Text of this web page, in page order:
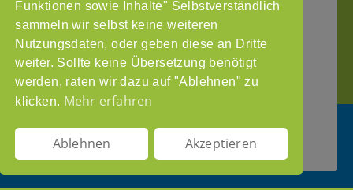
Funktionen sowie Inhalte" Selbstverständlich
sammeln wir selbst keine weiteren
Nutzungsdaten, oder geben diese an Dritte
weiter. Sollte keine Übersetzung benötigt
werden, raten wir dazu auf "Ablehnen" zu
klicken. Mehr erfahren
Ablehnen Akzeptieren
Partnergewalt
e.V.
Pinnasberg
27
20359
info@stop-
partnergewalt.org
Datenschutzerklärung
DE